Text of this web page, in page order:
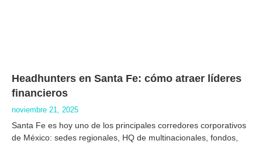
Headhunters en Santa Fe: cómo atraer líderes
financieros
noviembre 21, 2025
Santa Fe es hoy uno de los principales corredores corporativos
de México: sedes regionales, HQ de multinacionales, fondos,